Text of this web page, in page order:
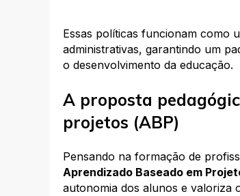
Essas políticas funcionam como
administrativas, garantindo um
o desenvolvimento da educação.
A proposta
projetos (ABP)
Pensando na formação de
Aprendizado Baseado em
autonomia dos alunos e valoriza